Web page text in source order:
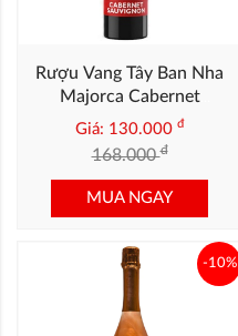
Rượu Vang Tây Ban Nha
Majorca Cabernet
Sauvignon
Giá: 130.000 đ
168.000đ
MUA NGAY
-10%